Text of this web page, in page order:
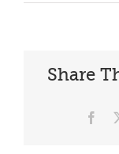
Share